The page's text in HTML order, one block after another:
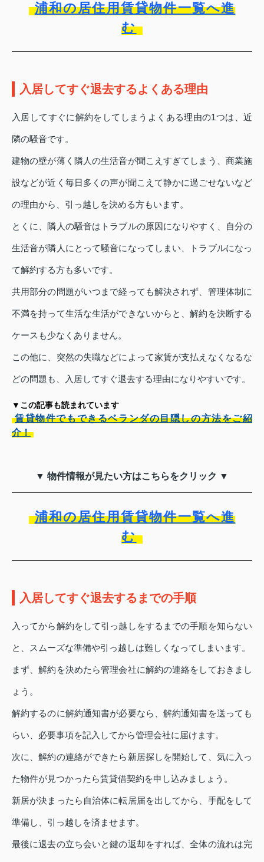
浦和の居住用賃貸物件一覧へ進
む
入居してすぐ退去するよくある理由
入居してすぐに解約をしてしまうよくある理由の1つは、近
隣の騒音です。
建物の壁が薄く隣人の生活音が聞こえすぎてしまう、商業施
設などが近く毎日多くの声が聞こえて静かに過ごせないなど
の理由から、引っ越しを決める方もいます。
とくに、隣人の騒音はトラブルの原因になりやすく、自分の
生活音が隣人にとって騒音になってしまい、トラブルになっ
て解約する方も多いです。
共用部分の問題がいつまで経っても解決されず、管理体制に
不満を持って生活な生活ができないからと、解約を決断する
ケースも少なくありません。
この他に、突然の失職などによって家賃が支払えなくなるな
どの問題も、入居してすぐ退去する理由になりやすいです。
▼この記事も読まれています
賃貸物件でもできるベランダの目隠しの方法をご紹
介！
▼ 物件情報が見たい方はこちらをクリック ▼
浦和の居住用賃貸物件一覧へ進
む
入居してすぐ退去するまでの手順
入ってから解約をして引っ越しをするまでの手順を知らない
と、スムーズな準備や引っ越しは難しくなってしまいます。
まず、解約を決めたら管理会社に解約の連絡をしておきまし
ょう。
解約するのに解約通知書が必要なら、解約通知書を送っても
らい、必要事項を記入してから管理会社に届けます。
次に、解約の連絡ができたら新居探しを開始して、気に入っ
た物件が見つかったら賃貸借契約を申し込みましょう。
新居が決まったら自治体に転居届を出してから、手配をして
準備し、引っ越しを済ませます。
最後に退去の立ち会いと鍵の返却をすれば、全体の流れは完